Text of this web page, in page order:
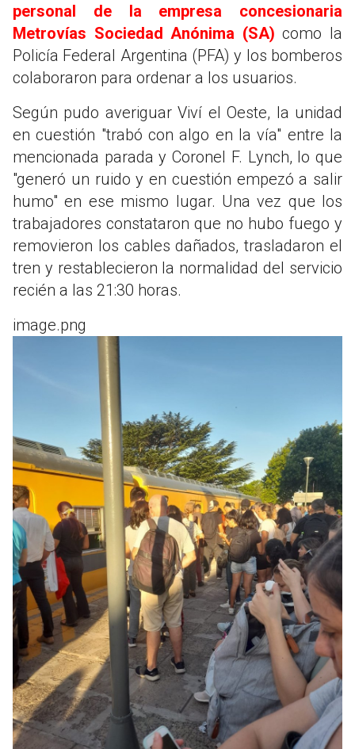
personal de la empresa concesionaria
Metrovías Sociedad Anónima (SA) como la
Policía Federal Argentina (PFA) y los bomberos
colaboraron para ordenar a los usuarios.
Según pudo averiguar Viví el Oeste, la unidad
en cuestión "trabó con algo en la vía" entre la
mencionada parada y Coronel F. Lynch, lo que
"generó un ruido y en cuestión empezó a salir
humo" en ese mismo lugar. Una vez que los
trabajadores constataron que no hubo fuego y
removieron los cables dañados, trasladaron el
tren y restablecieron la normalidad del servicio
recién a las 21:30 horas.
image.png